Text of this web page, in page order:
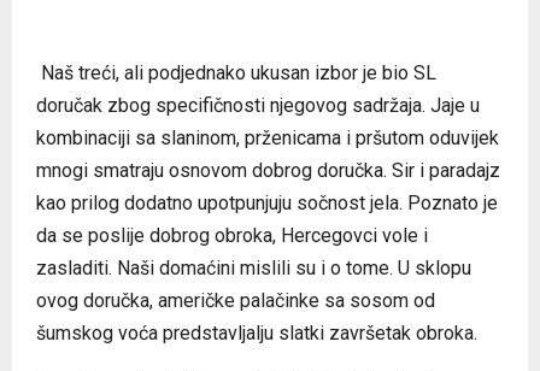
Naš treći, ali podjednako ukusan izbor je bio SL
doručak zbog specifičnosti njegovog sadržaja. Jaje u
kombinaciji sa slaninom, prženicama i pršutom oduvijek
mnogi smatraju osnovom dobrog doručka. Sir i paradajz
kao prilog dodatno upotpunjuju sočnost jela. Poznato je
da se poslije dobrog obroka, Hercegovci vole i
zasladiti. Naši domaćini mislili su i o tome. U sklopu
ovog doručka, američke palačinke sa sosom od
šumskog voća predstavljalju slatki završetak obroka.